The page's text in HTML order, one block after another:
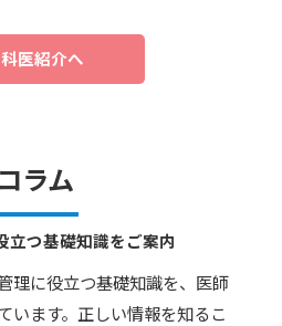
医紹介へ
立つ基礎知識をご案内
コラム
理に役立つ基礎知識を、医師
います。正しい情報を知るこ